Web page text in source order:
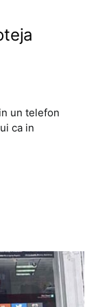
un telefon
ca in